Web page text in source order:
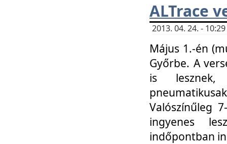
ALTrace
2013. 04. 24. -
Május 1.-én
Győrbe. A
is lesznek,
Valószínűleg
ingyenes
indőpontban